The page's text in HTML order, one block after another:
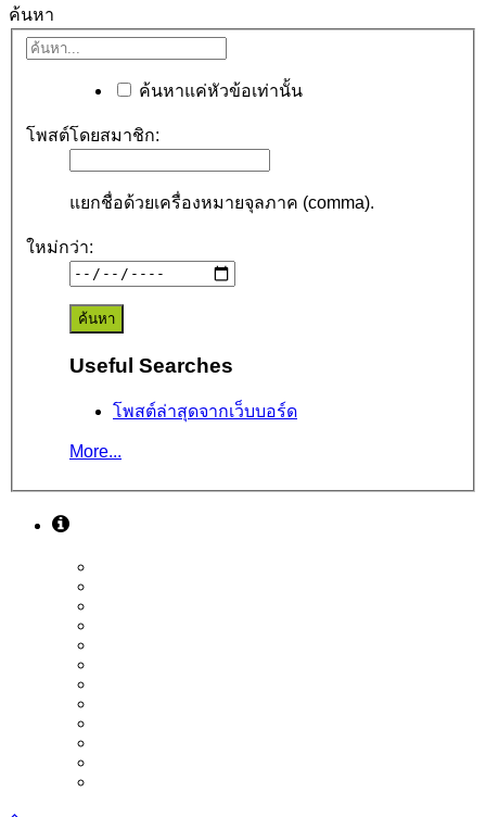
ค้นหา
ค้นหาแค่หัวข้อเท่านั้น
โพสต์โดยสมาชิก:
แยกชื่อด้วยเครื่องหมายจุลภาค (comma).
ใหม่กว่า:
Useful Searches
โพสต์ล่าสุดจากเว็บบอร์ด
More...